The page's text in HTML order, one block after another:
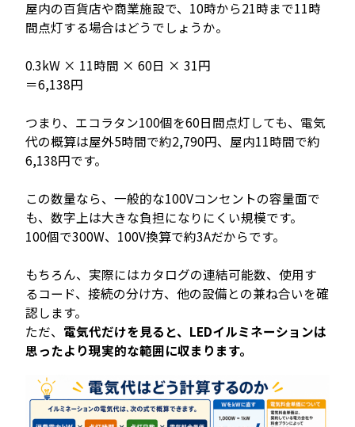
屋内の百貨店や商業施設で、10時から21時まで11時
間点灯する場合はどうでしょうか。
0.3kW × 11時間 × 60日 × 31円
＝6,138円
つまり、エコラタン100個を60日間点灯しても、電気
代の概算は屋外5時間で約2,790円、屋内11時間で約
6,138円です。
この数量なら、一般的な100Vコンセントの容量面で
も、数字上は大きな負担になりにくい規模です。
100個で300W、100V換算で約3Aだからです。
もちろん、実際にはカタログの連結可能数、使用す
るコード、接続の分け方、他の設備との兼ね合いを確
認します。
ただ、 電気代だけを見ると、LEDイルミネーションは
思ったより現実的な範囲に収まります。